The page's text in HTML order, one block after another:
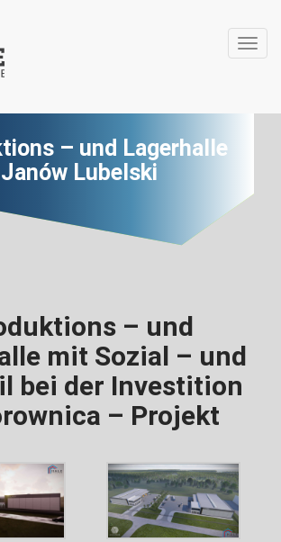
– und Lagerhalle
Janów Lubelski
– und
mit Sozial – und
bei der Investition
– Projekt